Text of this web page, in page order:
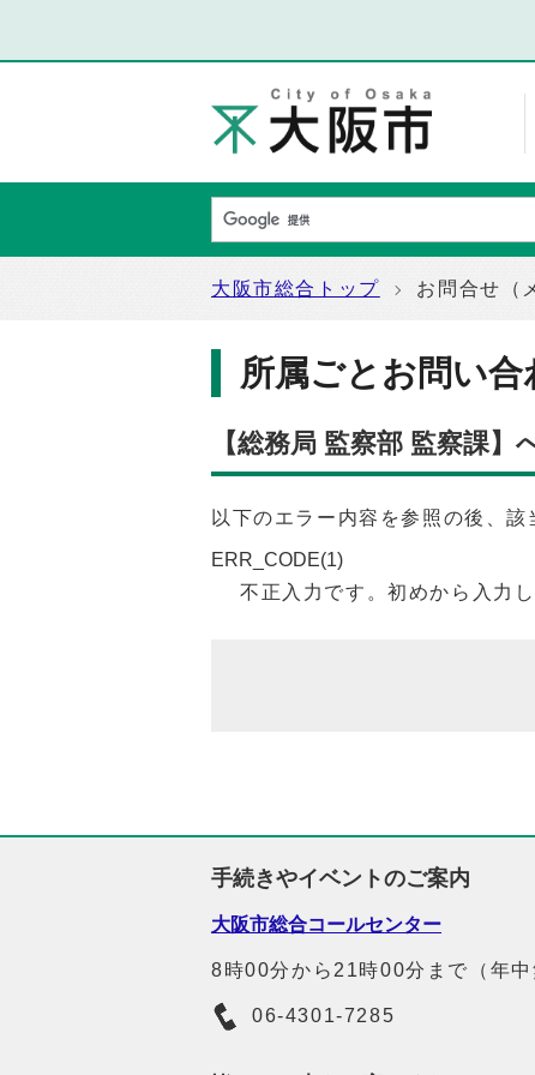
大阪市総合トップ お問合せ（
所属ごとお問い合
【総務局 監察部 監察課】
以下のエラー内容を参照の後、
ERR_CODE(1)
不正入力です。初めから入力
手続きやイベントのご案内
大阪市総合コールセンター
8時00分から21時00分まで（年中
06-4301-7285